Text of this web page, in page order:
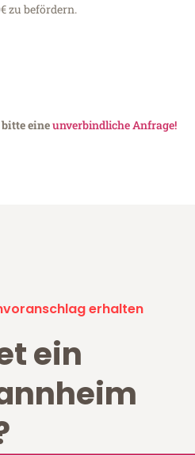
zu befördern.
bitte eineunverbindliche Anfrage!
erhalten
ein